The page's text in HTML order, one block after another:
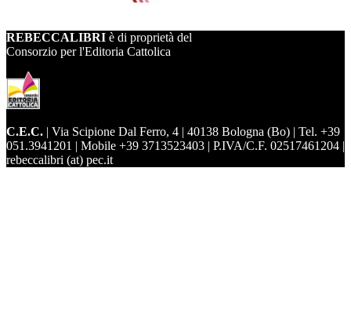
REBECCALIBRI è di proprietà del
Consorzio per l'Editoria Cattolica
C.E.C. | Via Scipione Dal Ferro, 4 | 40138 Bologna (Bo) | Tel. +39
051.3941201 | Mobile +39 3713523403 | P.IVA/C.F. 02517461204 |
rebeccalibri (at) pec.it